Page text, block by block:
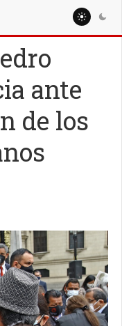
ante
de los